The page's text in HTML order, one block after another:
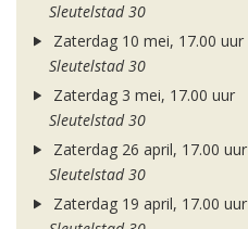
Sleutelstad 30
Zaterdag 10 mei, 17.00 uur
Sleutelstad 30
Zaterdag 3 mei, 17.00 uur
Sleutelstad 30
Zaterdag 26 april, 17.00 uur
Sleutelstad 30
Zaterdag 19 april, 17.00 uur